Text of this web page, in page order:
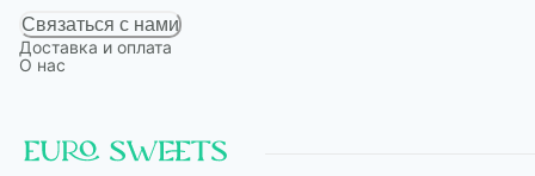
Связаться с нами
Доставка и оплата
О нас